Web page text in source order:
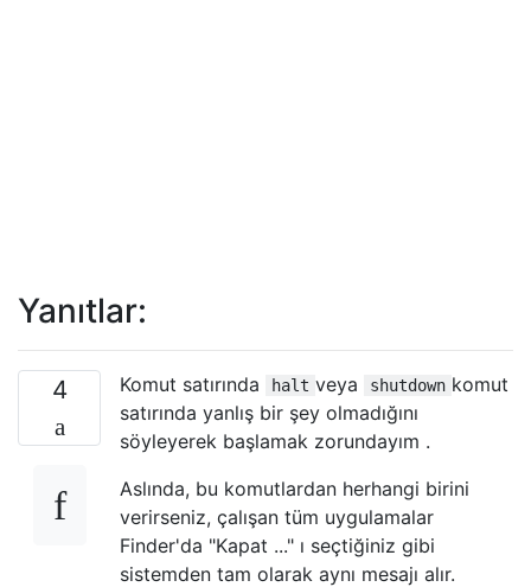
Yanıtlar:
4 Komut satırında halt veya shutdown komut
satırında yanlış bir şey olmadığını
söyleyerek başlamak zorundayım .
Aslında, bu komutlardan herhangi birini
verirseniz, çalışan tüm uygulamalar
Finder'da "Kapat ..." ı seçtiğiniz gibi
sistemden tam olarak aynı mesajı alır.